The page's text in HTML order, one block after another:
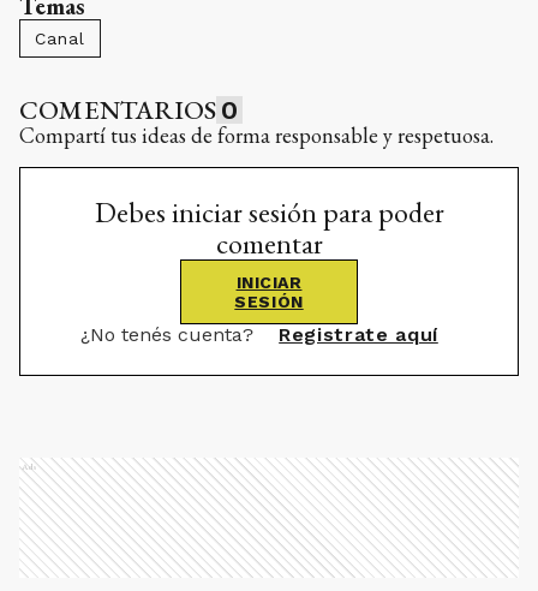
Canal
COMENTARIOS 0
Compartí tus ideas de forma responsable y respetuosa.
Debes iniciar sesión para poder
comentar
INICIAR
SESIÓN
¿No tenés cuenta? Registrate aquí
Ads